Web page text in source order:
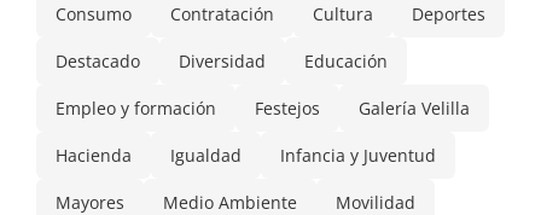
Consumo Contratación Cultura Deportes
Destacado Diversidad Educación
Empleo y formación Festejos Galería Velilla
Hacienda Igualdad Infancia y Juventud
Mayores Medio Ambiente Movilidad